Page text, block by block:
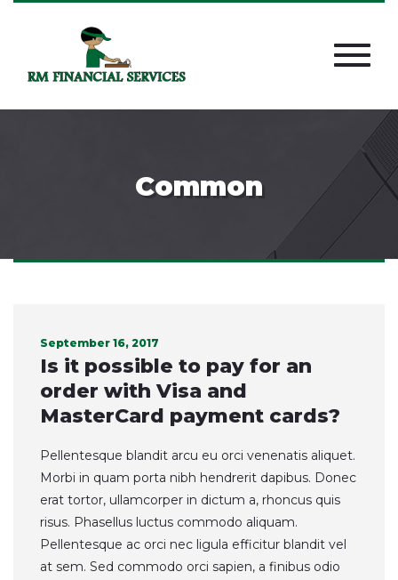
Common
September 16, 2017
Is it possible to pay for an
order with Visa and
MasterCard payment cards?
Pellentesque blandit arcu eu orci venenatis aliquet.
Morbi in quam porta nibh hendrerit dapibus. Donec
erat tortor, ullamcorper in dictum a, rhoncus quis
risus. Phasellus luctus commodo aliquam.
Pellentesque ac orci nec ligula efficitur blandit vel
at sem. Sed commodo orci sapien, a finibus odio